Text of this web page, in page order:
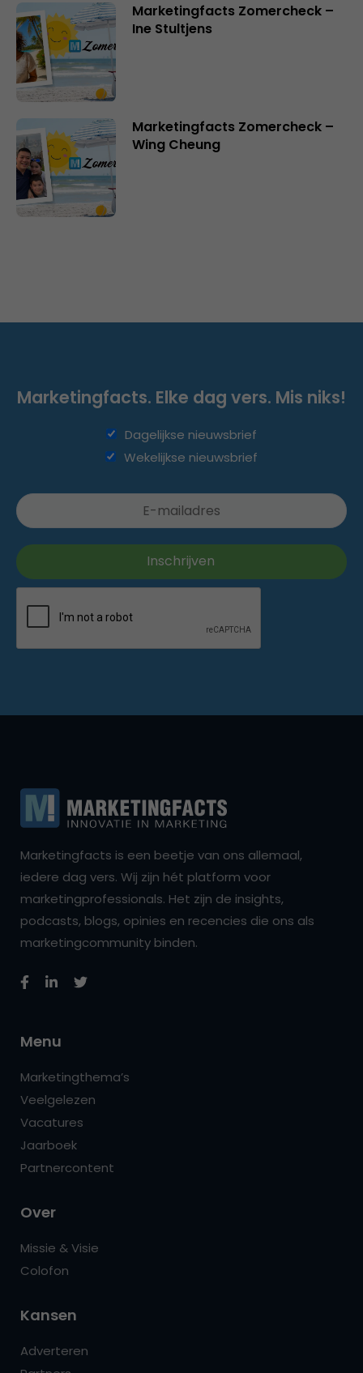
Marketingfacts Zomercheck –
Ine Stultjens
Marketingfacts Zomercheck –
Wing Cheung
Marketingfacts. Elke dag vers. Mis niks!
Dagelijkse nieuwsbrief
Wekelijkse nieuwsbrief
Marketingfacts is een beetje van ons allemaal,
iedere dag vers. Wij zijn hét platform voor
marketingprofessionals. Het zijn de insights,
podcasts, blogs, opinies en recencies die ons als
marketingcommunity binden.
Menu
Marketingthema’s
Veelgelezen
Vacatures
Jaarboek
Partnercontent
Over
Missie & Visie
Colofon
Kansen
Adverteren